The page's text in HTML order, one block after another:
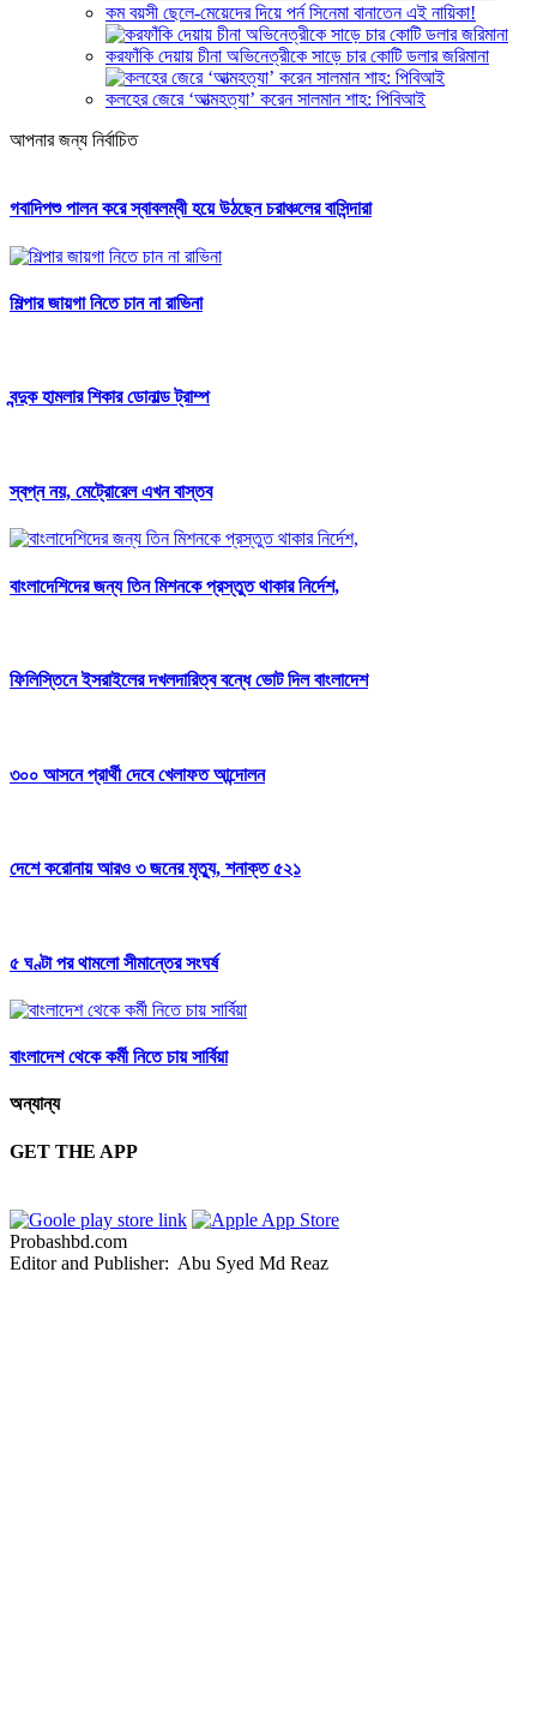
কম বয়সী ছেলে-মেয়েদের দিয়ে পর্ন সিনেমা বানাতেন এই নায়িকা!
করফাঁকি দেয়ায় চীনা অভিনেত্রীকে সাড়ে চার কোটি ডলার জরিমানা
কলহের জেরে ‘আত্মহত্যা’ করেন সালমান শাহ: পিবিআই
আপনার জন্য নির্বাচিত
গবাদিপশু পালন করে স্বাবলম্বী হয়ে উঠছেন চরাঞ্চলের বাসিন্দারা
শিল্পার জায়গা নিতে চান না রাভিনা
বন্দুক হামলার শিকার ডোনাল্ড ট্রাম্প
স্বপ্ন নয়, মেট্রোরেল এখন বাস্তব
বাংলাদেশিদের জন্য তিন মিশনকে প্রস্তুত থাকার নির্দেশ,
ফিলিস্তিনে ইসরাইলের দখলদারিত্ব বন্ধে ভোট দিল বাংলাদেশ
৩০০ আসনে প্রার্থী দেবে খেলাফত আন্দোলন
দেশে করোনায় আরও ৩ জনের মৃত্যু, শনাক্ত ৫২১
৫ ঘণ্টা পর থামলো সীমান্তের সংঘর্ষ
বাংলাদেশ থেকে কর্মী নিতে চায় সার্বিয়া
অন্যান্য
GET THE APP
Probashbd.com
Editor and Publisher: Abu Syed Md Reaz